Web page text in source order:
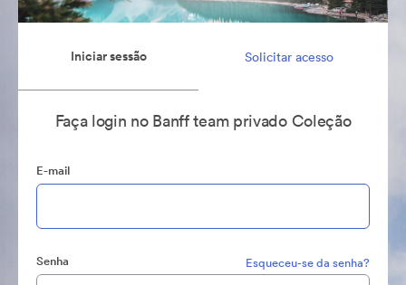
Iniciar sessão Solicitar acesso
Faça login no Banff team privado Coleção
E-mail
Senha Esqueceu-se da senha?